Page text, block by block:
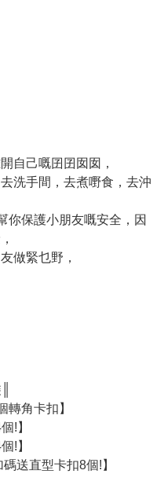
自己嘅囝囝囡囡，
洗手間，去煮嘢食，去沖
你保護小朋友嘅安全，因
做緊乜野，
轉角卡扣】
!】
!】
送直型卡扣8個!】